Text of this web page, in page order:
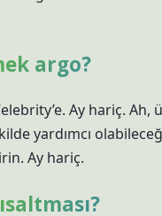
argo?
Ay hariç. Ah,
yardımcı
Ay hariç.